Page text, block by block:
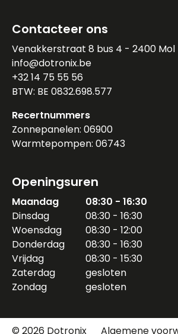
Contacteer ons
Venakkerstraat 8 bus 4 - 2400 Mol
info@dotronix.be
+32 14 75 55 56
BTW: BE 0832.698.577
Recertnummers
Zonnepanelen: 06900
Warmtepompen: 06743
Openingsuren
Maandag
08:30 - 16:30
Dinsdag
08:30 - 16:30
Woensdag
08:30 - 12:00
Donderdag
08:30 - 16:30
Vrijdag
08:30 - 15:30
Zaterdag
gesloten
Zondag
gesloten
© 2026 Dotronix Algemene